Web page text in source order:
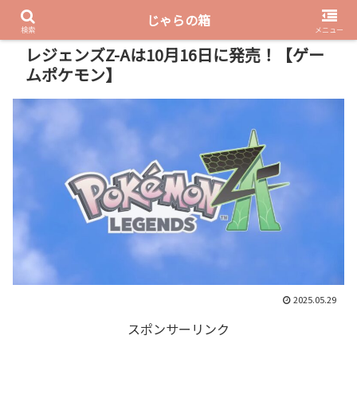
PR
レジェンズZ-Aは10月16日に発売！【ゲー
ムポケモン】
2025.05.29
スポンサーリンク
検索
じゃらの箱
メニュー